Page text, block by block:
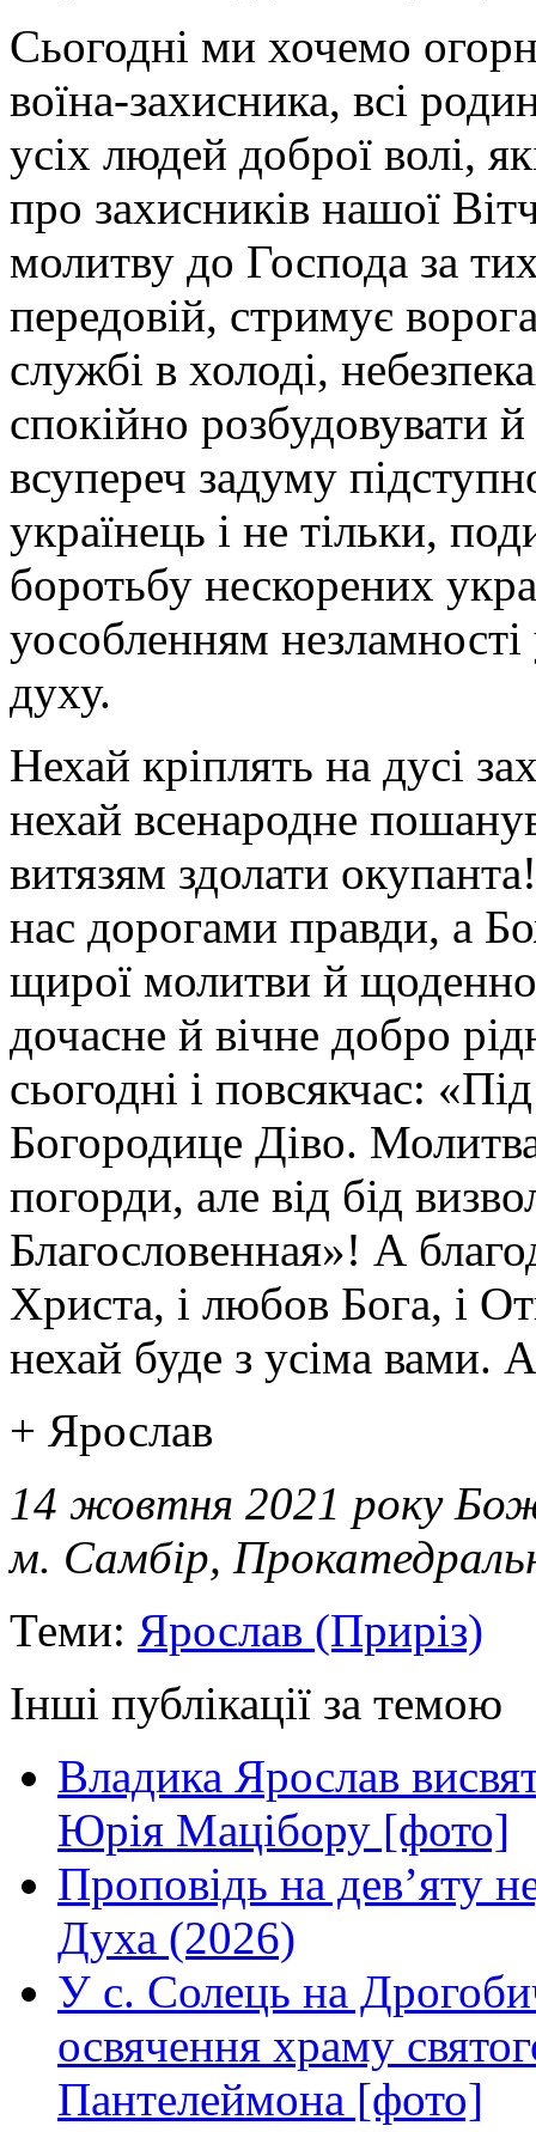
Сьогодні ми хочемо
воїна-захисника, всі
усіх людей доброї волі,
про захисників нашої
молитву до Господа за
передовій, стримує
службі в холоді,
спокійно розбудовувати
всупереч задуму
українець і не тільки,
боротьбу нескорених
уособленням незламності
духу.
Нехай кріплять на дусі
нехай всенародне
витязям здолати
нас дорогами правди, а
щирої молитви й
дочасне й вічне добро
сьогодні і повсякчас:
Богородице Діво.
погорди, але від бід
Благословенная»! А
Христа, і любов Бога, і
нехай буде з усіма вами.
+ Ярослав
14 жовтня 2021 року
м. Самбір,
Теми: Ярослав (Приріз)
Інші публікації за темою
Владика Ярослав
Юрія Мацібору [фото]
Проповідь на дев’яту
Духа (2026)
У с. Солець на
освячення храму
Пантелеймона [фото]